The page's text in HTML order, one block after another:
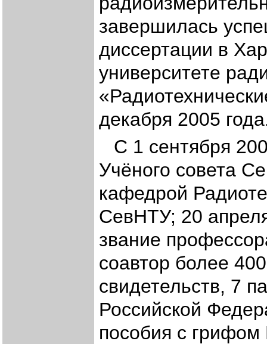
завершилась
диссертации в
университете
декабря 2005
С 1 сентября
Учёного совета
кафедрой
СевНТУ; 20
звание
соавтор более
свидетельств, 7
Российской
пособия с